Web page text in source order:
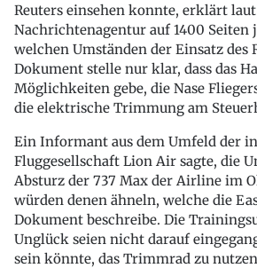
Reuters einsehen konnte, erklärt
Nachrichtenagentur auf 1400
welchen Umständen der Einsatz des
Dokument stelle nur klar, dass das
Möglichkeiten gebe, die Nase
die elektrische Trimmung am
Ein Informant aus dem Umfeld der
Fluggesellschaft Lion Air sagte, die
Absturz der 737 Max der Airline im
würden denen ähneln, welche die
Dokument beschreibe. Die
Unglück seien nicht darauf
sein könnte, das Trimmrad zu